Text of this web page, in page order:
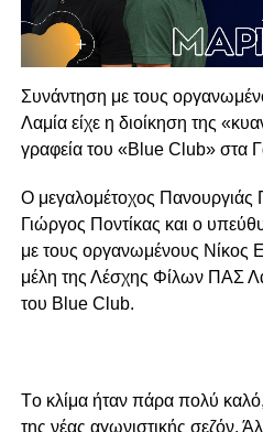
Συνάντηση με τους
Λαμία είχε η διοίκηση της
γραφεία του «Blue Club» στα
Ο μεγαλομέτοχος
Γιώργος Ποντίκας και ο
με τους οργανωμένους Νίκος
μέλη της Λέσχης Φίλων ΠΑΣ
του Blue Club.
Τo κλίμα ήταν πάρα πολύ καλό,
της νέας αγωνιστικής σεζόν.